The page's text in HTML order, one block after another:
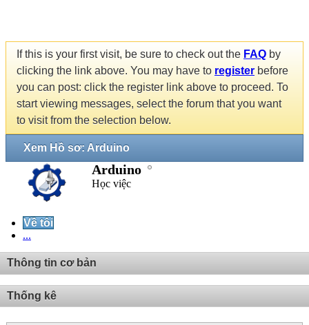
If this is your first visit, be sure to check out the FAQ by
clicking the link above. You may have to register before
you can post: click the register link above to proceed. To
start viewing messages, select the forum that you want
to visit from the selection below.
Xem Hồ sơ: Arduino
Arduino
Học việc
Về tôi
...
Thông tin cơ bản
Thống kê